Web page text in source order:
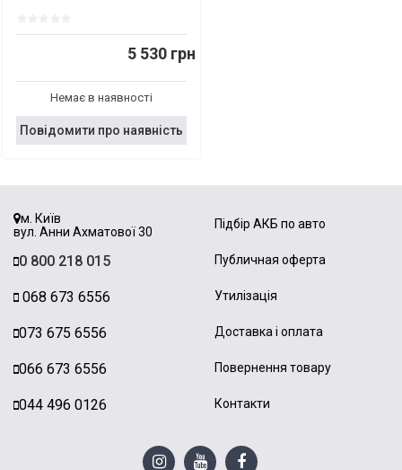
5 530 грн
Немає в наявності
Повідомити про наявність
м. Київ
вул. Анни Ахматової 30
0 800 218 015
068 673 6556
073 675 6556
066 673 6556
044 496 0126
Підбір АКБ по авто
Публичная оферта
Утилізація
Доставка і оплата
Повернення товару
Контакти